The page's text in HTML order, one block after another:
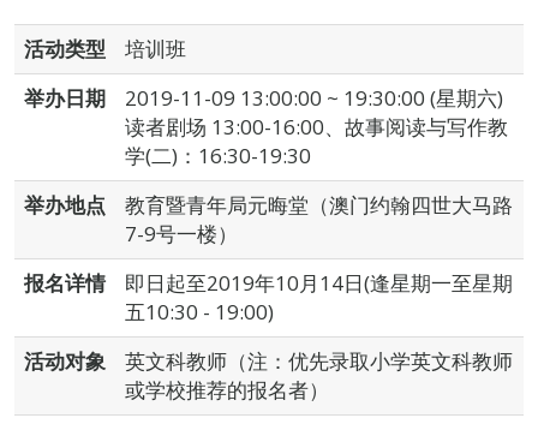
活动类型
培训班
举办日期
2019-11-09 13:00:00 ~ 19:30:00 (星期六)
读者剧场 13:00-16:00、故事阅读与写作教
学(二)：16:30-19:30
举办地点
教育暨青年局元晦堂（澳门约翰四世大马路
7-9号一楼）
报名详情
即日起至2019年10月14日(逢星期一至星期
五10:30 - 19:00)
活动对象
英文科教师（注：优先录取小学英文科教师
或学校推荐的报名者）